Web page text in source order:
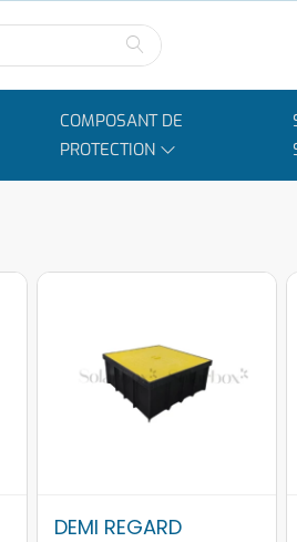
COMPOSANT DE
PROTECTION
DEMI REGARD